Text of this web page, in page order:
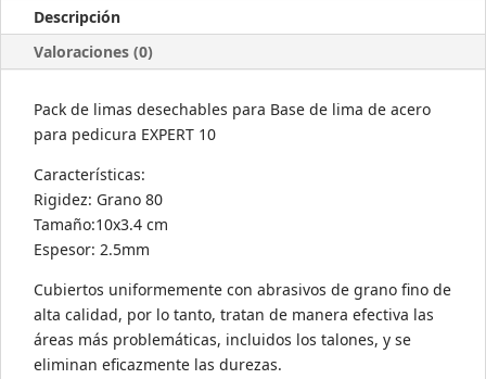
cantidad
Descripción
Valoraciones (0)
Pack de limas desechables para Base de lima de acero
para pedicura EXPERT 10
Características:
Rigidez: Grano 80
Tamaño:10x3.4 cm
Espesor: 2.5mm
Cubiertos uniformemente con abrasivos de grano fino de
alta calidad, por lo tanto, tratan de manera efectiva las
áreas más problemáticas, incluidos los talones, y se
eliminan eficazmente las durezas.